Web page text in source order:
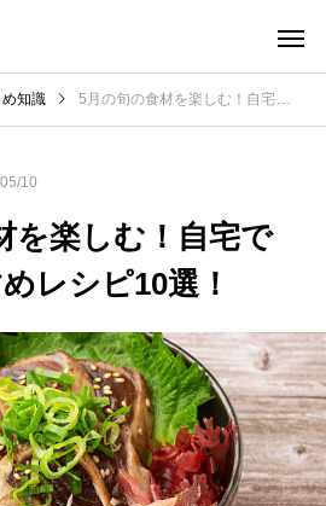
知識 5月の旬の食材を楽しむ！自宅で作れるおすすめレシピ10選！
10
を楽しむ！自宅で
レシピ10選！